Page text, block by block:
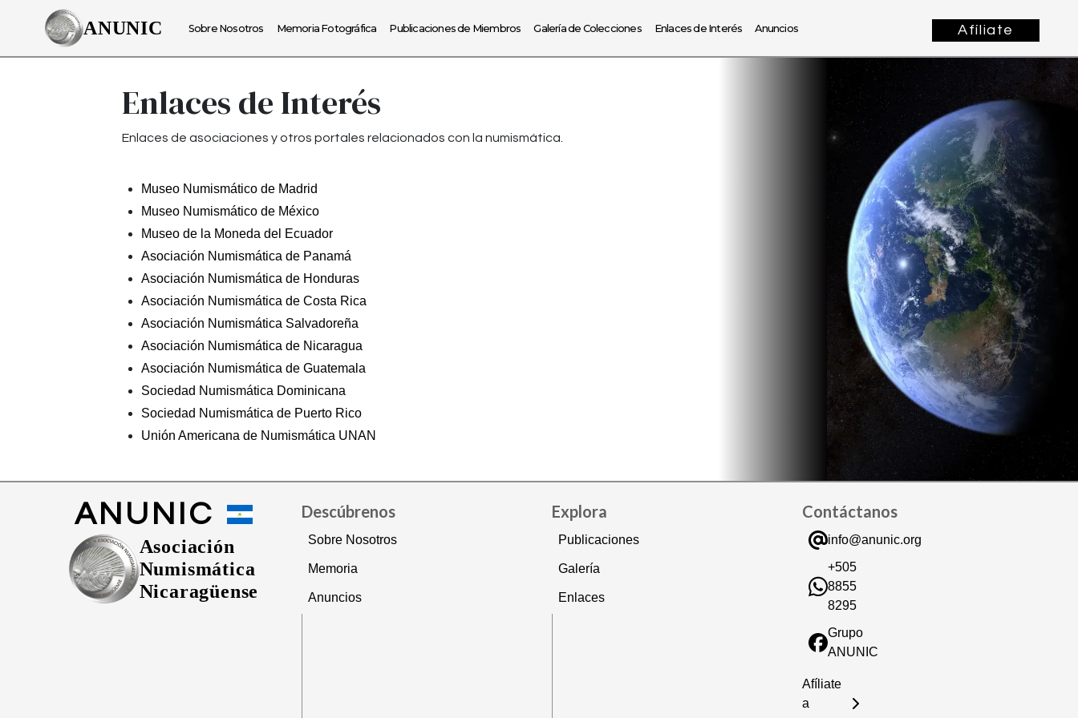
ANUNIC Sobre Nosotros Memoria Fotográfica Publicaciones de Miembros Galería de Colecciones Enlaces de Interés Anuncios Afíliate
Enlaces de Interés
Enlaces de asociaciones y otros portales relacionados con la numismática.
Museo Numismático de Madrid
Museo Numismático de México
Museo de la Moneda del Ecuador
Asociación Numismática de Panamá
Asociación Numismática de Honduras
Asociación Numismática de Costa Rica
Asociación Numismática Salvadoreña
Asociación Numismática de Nicaragua
Asociación Numismática de Guatemala
Sociedad Numismática Dominicana
Sociedad Numismática de Puerto Rico
Unión Americana de Numismática UNAN
ANUNIC
Asociación
Numismática
Nicaragüense
Descúbrenos
Sobre Nosotros
Memoria
Anuncios
Explora
Publicaciones
Galería
Enlaces
Contáctanos
info@anunic.org
+505
8855
8295
Grupo
ANUNIC
Afíliate
a